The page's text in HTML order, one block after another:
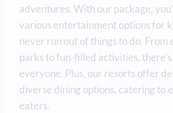
adventures. With our package,
various entertainment options for
never run out of things to do. From
parks to fun-filled activities,
everyone. Plus, our resorts offer
diverse dining options, catering to
eaters.